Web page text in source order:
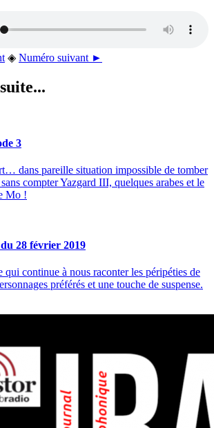
◈ Numéro suivant ►
3
dans pareille situation impossible de tomber
compter Yazgard III, quelques arabes et le
Mo !
28 février 2019
qui continue à nous raconter les péripéties de
préférés et une touche de suspense.